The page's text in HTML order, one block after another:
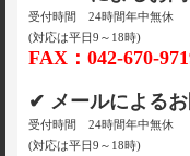
受付時間 24時間年中無休
(対応は平日9～18時)
FAX：042-670-
✔ メールによる
受付時間 24時間年中無休
(対応は平日9～18時)